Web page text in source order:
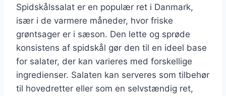
Spidskålssalat er en populær ret i Danmark,
især i de varmere måneder, hvor friske
grøntsager er i sæson. Den lette og sprøde
konsistens af spidskål gør den til en ideel base
for salater, der kan varieres med forskellige
ingredienser. Salaten kan serveres som tilbehør
til hovedretter eller som en selvstændig ret,